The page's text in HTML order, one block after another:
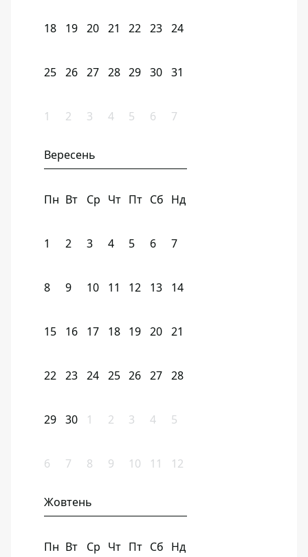
18 19 20 21 22 23 24
25 26 27 28 29 30 31
1 2 3 4 5 6 7
Вересень
Пн Вт Ср Чт Пт Сб Нд
1 2 3 4 5 6 7
8 9 10 11 12 13 14
15 16 17 18 19 20 21
22 23 24 25 26 27 28
29 30 1 2 3 4 5
6 7 8 9 10 11 12
Жовтень
Пн Вт Ср Чт Пт Сб Нд